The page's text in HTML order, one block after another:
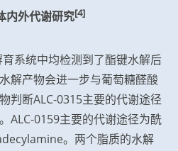
内外代谢研究[4]
系统中均检测到了酯键水解后
解产物会进一步与葡萄糖醛酸
判断ALC-0315主要的代谢途径
ALC-0159主要的代谢途径为酰
。两个脂质的水解